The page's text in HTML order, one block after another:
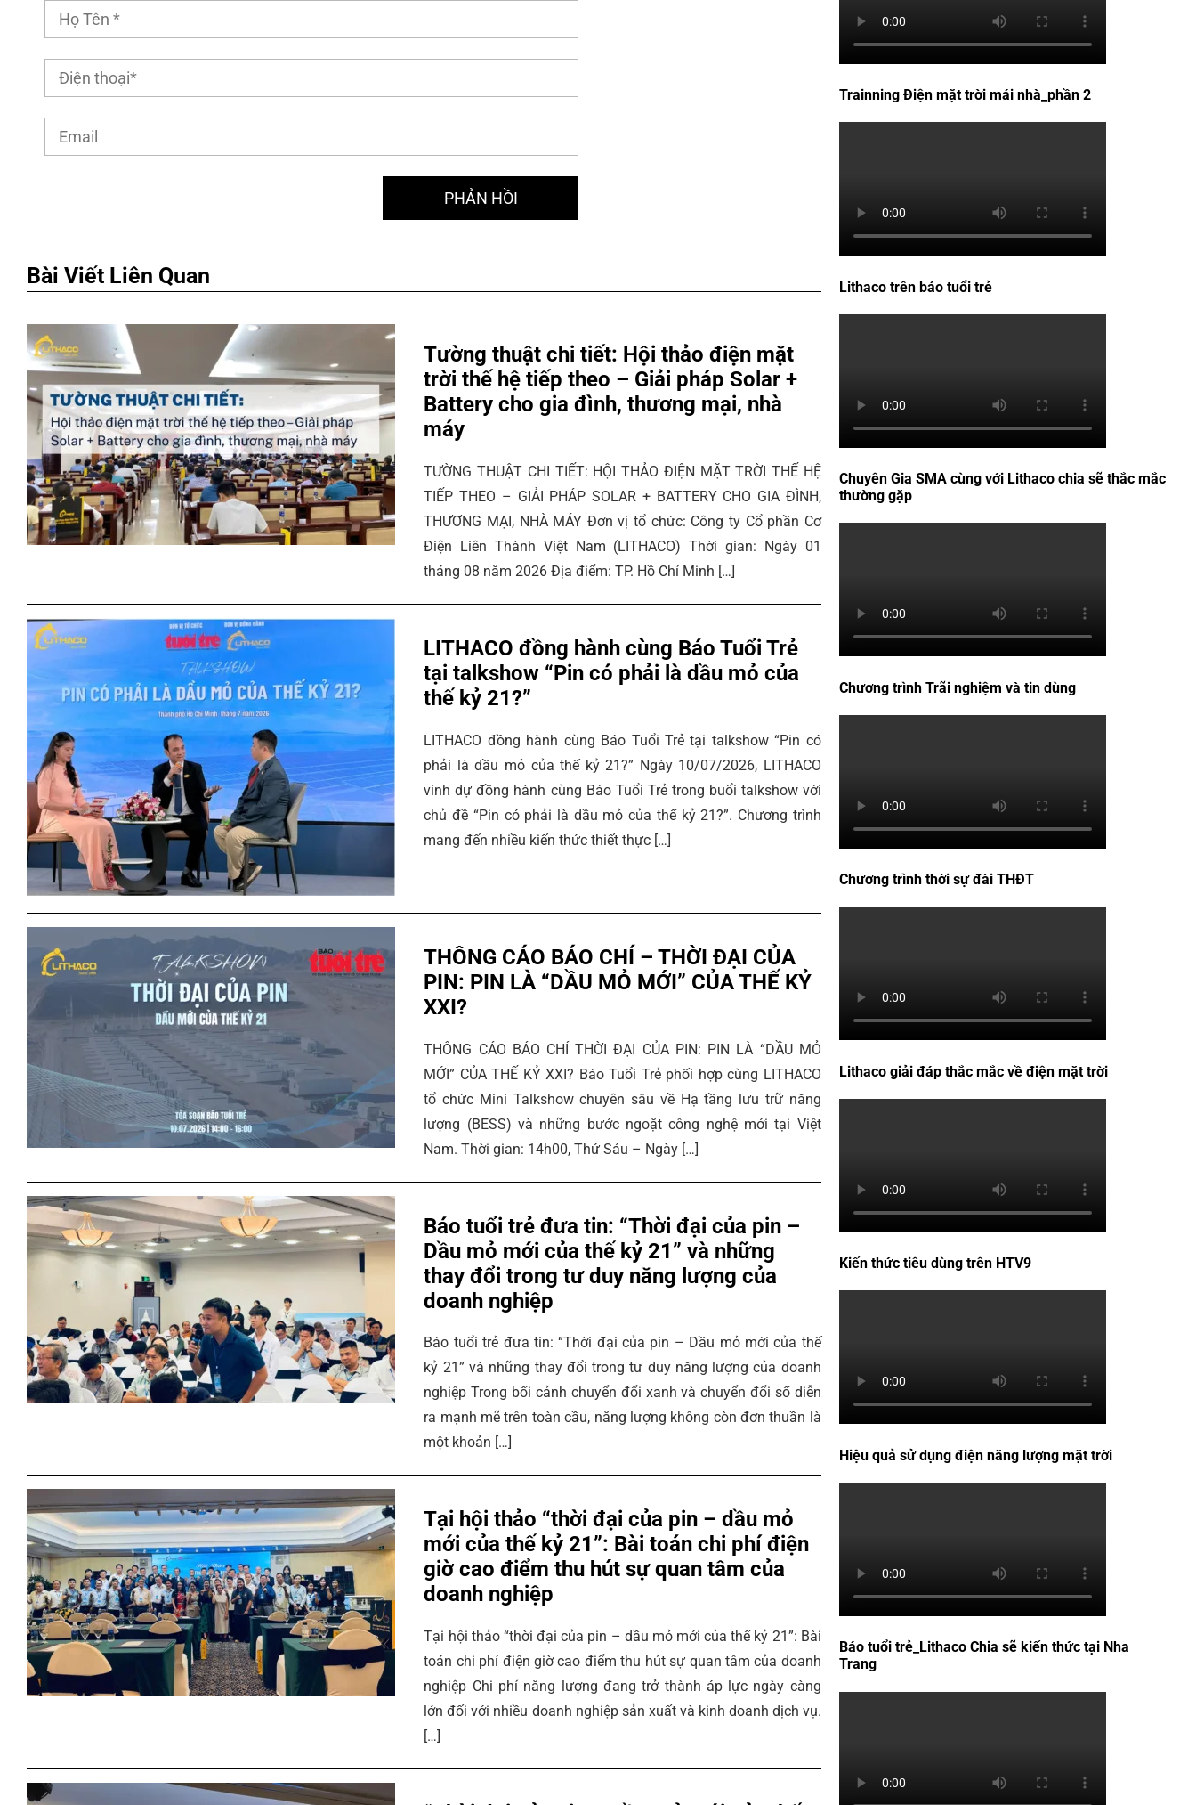
Bài Viết Liên Quan
Tường thuật chi tiết: Hội thảo điện mặt
trời thế hệ tiếp theo – Giải pháp Solar +
Battery cho gia đình, thương mại, nhà
máy
TƯỜNG THUẬT CHI TIẾT: HỘI THẢO ĐIỆN MẶT TRỜI THẾ HỆ
TIẾP THEO – GIẢI PHÁP SOLAR + BATTERY CHO GIA ĐÌNH,
THƯƠNG MẠI, NHÀ MÁY Đơn vị tổ chức: Công ty Cổ phần Cơ
Điện Liên Thành Việt Nam (LITHACO) Thời gian: Ngày 01
tháng 08 năm 2026 Địa điểm: TP. Hồ Chí Minh […]
LITHACO đồng hành cùng Báo Tuổi Trẻ
tại talkshow “Pin có phải là dầu mỏ của
thế kỷ 21?”
LITHACO đồng hành cùng Báo Tuổi Trẻ tại talkshow “Pin có
phải là dầu mỏ của thế kỷ 21?” Ngày 10/07/2026, LITHACO
vinh dự đồng hành cùng Báo Tuổi Trẻ trong buổi talkshow với
chủ đề “Pin có phải là dầu mỏ của thế kỷ 21?”. Chương trình
mang đến nhiều kiến thức thiết thực […]
THÔNG CÁO BÁO CHÍ – THỜI ĐẠI CỦA
PIN: PIN LÀ “DẦU MỎ MỚI” CỦA THẾ KỶ
XXI?
THÔNG CÁO BÁO CHÍ THỜI ĐẠI CỦA PIN: PIN LÀ “DẦU MỎ
MỚI” CỦA THẾ KỶ XXI? Báo Tuổi Trẻ phối hợp cùng LITHACO
tổ chức Mini Talkshow chuyên sâu về Hạ tầng lưu trữ năng
lượng (BESS) và những bước ngoặt công nghệ mới tại Việt
Nam. Thời gian: 14h00, Thứ Sáu – Ngày […]
Báo tuổi trẻ đưa tin: “Thời đại của pin –
Dầu mỏ mới của thế kỷ 21” và những
thay đổi trong tư duy năng lượng của
doanh nghiệp
Báo tuổi trẻ đưa tin: “Thời đại của pin – Dầu mỏ mới của thế
kỷ 21” và những thay đổi trong tư duy năng lượng của doanh
nghiệp Trong bối cảnh chuyển đổi xanh và chuyển đổi số diễn
ra mạnh mẽ trên toàn cầu, năng lượng không còn đơn thuần là
một khoản […]
Tại hội thảo “thời đại của pin – dầu mỏ
mới của thế kỷ 21”: Bài toán chi phí điện
giờ cao điểm thu hút sự quan tâm của
doanh nghiệp
Tại hội thảo “thời đại của pin – dầu mỏ mới của thế kỷ 21”: Bài
toán chi phí điện giờ cao điểm thu hút sự quan tâm của doanh
nghiệp Chi phí năng lượng đang trở thành áp lực ngày càng
lớn đối với nhiều doanh nghiệp sản xuất và kinh doanh dịch vụ.
[…]
Trainning Điện mặt trời mái nhà_phần 2
Lithaco trên báo tuổi trẻ
Chuyên Gia SMA cùng với Lithaco chia sẽ thắc mắc
thường gặp
Chương trình Trãi nghiệm và tin dùng
Chương trình thời sự đài THĐT
Lithaco giải đáp thắc mắc về điện mặt trời
Kiến thức tiêu dùng trên HTV9
Hiệu quả sử dụng điện năng lượng mặt trời
Báo tuổi trẻ_Lithaco Chia sẽ kiến thức tại Nha
Trang